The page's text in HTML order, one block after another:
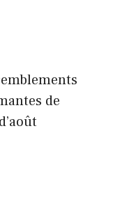
de